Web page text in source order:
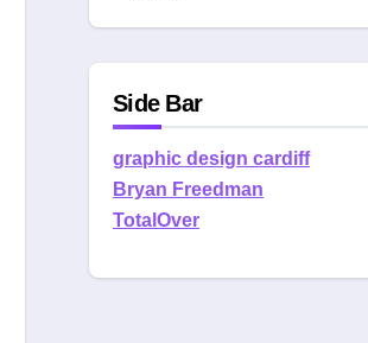
Side Bar
graphic design cardiff
Bryan Freedman
TotalOver